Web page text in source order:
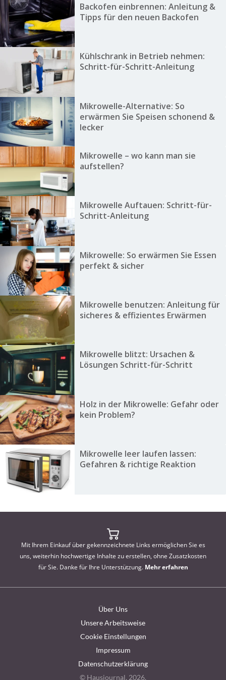
Backofen einbrennen: Anleitung &
Tipps für den neuen Backofen
Kühlschrank in Betrieb nehmen:
Schritt-für-Schritt-Anleitung
Mikrowelle-Alternative: So
erwärmen Sie Speisen schonend &
lecker
Mikrowelle – wo kann man sie
aufstellen?
Mikrowelle Auftauen: Schritt-für-
Schritt-Anleitung
Mikrowelle: So erwärmen Sie Essen
perfekt & sicher
Mikrowelle benutzen: Anleitung für
sicheres & effizientes Erwärmen
Mikrowelle blitzt: Ursachen &
Lösungen Schritt-für-Schritt
Holz in der Mikrowelle: Gefahr oder
kein Problem?
Mikrowelle leer laufen lassen:
Gefahren & richtige Reaktion
Mit Ihrem Einkauf über gekennzeichnete Links ermöglichen Sie es
uns, weiterhin hochwertige Inhalte zu erstellen, ohne Zusatzkosten
für Sie. Danke für Ihre Unterstützung. Mehr erfahren
Über Uns
Unsere Arbeitsweise
Cookie Einstellungen
Impressum
Datenschutzerklärung
© Hausjournal, 2026.